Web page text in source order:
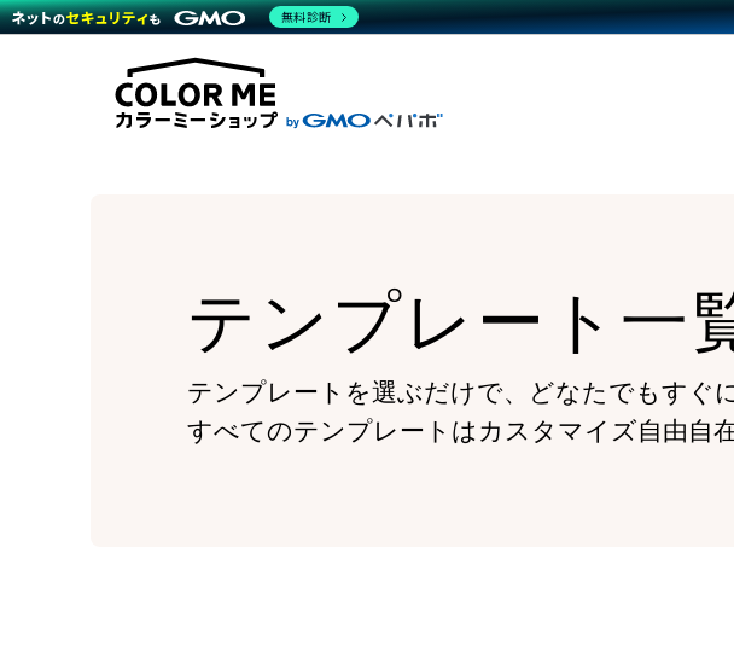
商材一覧を見る
機能一覧を見る
WordPress導入
顧客ロイヤリティを向上
複数店舗との連携
料金
プラン・料金一覧を見る
事例
運営サポート
サポート一覧を見る
テンプレート一
テンプレートを選ぶだけで、どなたでもすぐ
すべてのテンプレートはカスタマイズ自由自
無料診断